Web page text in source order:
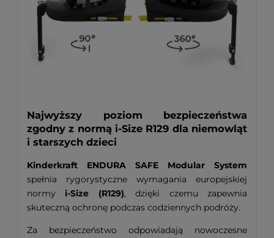
Najwyższy poziom bezpieczeństwa
zgodny z normą i-Size R129 dla niemowląt
i starszych dzieci
Kinderkraft ENDURA SAFE Modular System
spełnia rygorystyczne wymagania europejskiej
normy i-Size (R129), dzięki czemu zapewnia
skuteczną ochronę podczas codziennych podróży.
Za bezpieczeństwo odpowiadają nowoczesne